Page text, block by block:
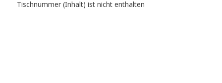
Tischnummer (Inhalt) ist nicht enthalten